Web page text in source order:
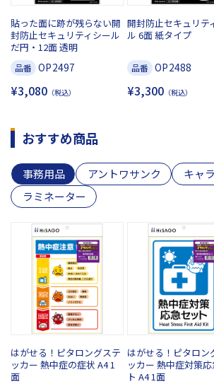
貼った面に跡が残らない開
封防止セキュリティシール
だ円・12面 透明
品番 OP2497
¥3,080 （税込）
開封防止セキュリテ
ル 6面 紙タイプ
品番 OP2488
¥3,300 （税込）
おすすめ商品
事務用品 アントワサンク
キャ
ラミネーター
はがせる！ピタロングステ
ッカー 熱中症の症状 A4 1
面
はがせる！ピタロン
ッカー 熱中症対策応
ト A4 1面